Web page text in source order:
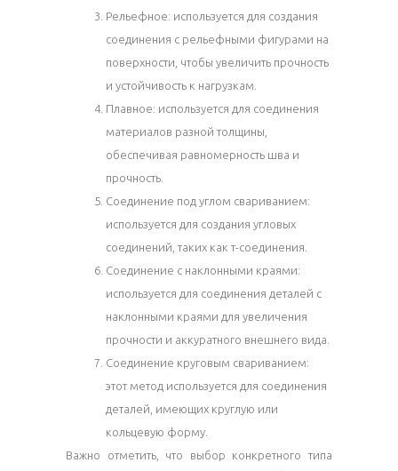
Рельефное: используется для создания
соединения с рельефными фигурами на
поверхности, чтобы увеличить прочность
и устойчивость к нагрузкам.
Плавное: используется для соединения
материалов разной толщины,
обеспечивая равномерность шва и
прочность.
Соединение под углом свариванием:
используется для создания угловых
соединений, таких как т-соединения.
Соединение с наклонными краями:
используется для соединения деталей с
наклонными краями для увеличения
прочности и аккуратного внешнего вида.
Соединение круговым свариванием:
этот метод используется для соединения
деталей, имеющих круглую или
кольцевую форму.
Важно отметить, что выбор конкретного типа